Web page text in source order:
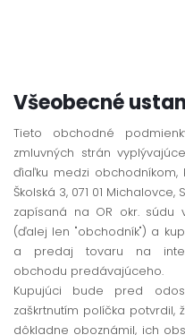
Všeobecné
Tieto obchodné
zmluvných strán
ďiaľku medzi obchodníkom,
Školská 3, 071 01
zapísaná na OR okr. súdu
(ďalej len "obchodník") a
a predaj tovaru na
obchodu predávajúceho.
Kupujúci bude pred
zaškrtnutím políčka
dôkladne oboznámil, ich